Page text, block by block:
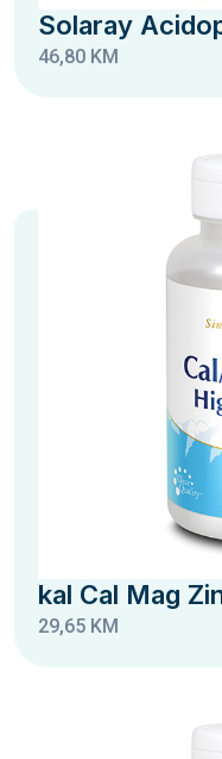
Solaray
46,80 KM
kal Cal Mag
29,65 KM